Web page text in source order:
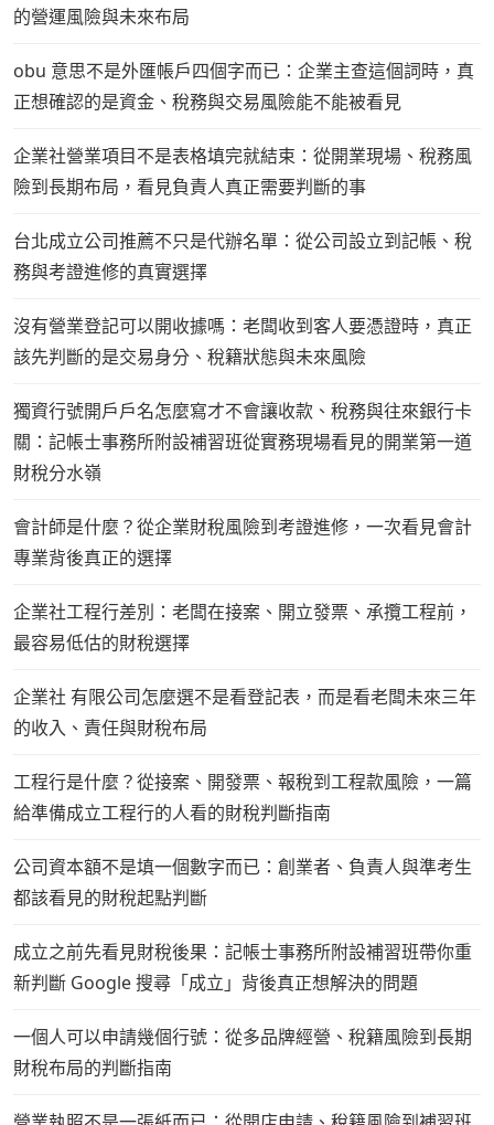
的營運風險與未來布局
obu 意思不是外匯帳戶四個字而已：企業主查這個詞時，真
正想確認的是資金、稅務與交易風險能不能被看見
企業社營業項目不是表格填完就結束：從開業現場、稅務風
險到長期布局，看見負責人真正需要判斷的事
台北成立公司推薦不只是代辦名單：從公司設立到記帳、稅
務與考證進修的真實選擇
沒有營業登記可以開收據嗎：老闆收到客人要憑證時，真正
該先判斷的是交易身分、稅籍狀態與未來風險
獨資行號開戶戶名怎麼寫才不會讓收款、稅務與往來銀行卡
關：記帳士事務所附設補習班從實務現場看見的開業第一道
財稅分水嶺
會計師是什麼？從企業財稅風險到考證進修，一次看見會計
專業背後真正的選擇
企業社工程行差別：老闆在接案、開立發票、承攬工程前，
最容易低估的財稅選擇
企業社 有限公司怎麼選不是看登記表，而是看老闆未來三年
的收入、責任與財稅布局
工程行是什麼？從接案、開發票、報稅到工程款風險，一篇
給準備成立工程行的人看的財稅判斷指南
公司資本額不是填一個數字而已：創業者、負責人與準考生
都該看見的財稅起點判斷
成立之前先看見財稅後果：記帳士事務所附設補習班帶你重
新判斷 Google 搜尋「成立」背後真正想解決的問題
一個人可以申請幾個行號：從多品牌經營、稅籍風險到長期
財稅布局的判斷指南